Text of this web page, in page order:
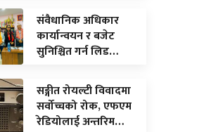
संवैधानिक अधिकार
कार्यान्वयन र बजेट
सुनिश्चित गर्न लिड…
सङ्गीत रोयल्टी विवादमा
सर्वोच्चको रोक, एफएम
रेडियोलाई अन्तरिम…